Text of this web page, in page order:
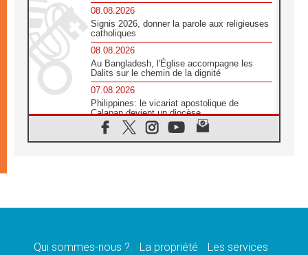
08.08.2026
Signis 2026, donner la parole aux religieuses
catholiques
08.08.2026
Au Bangladesh, l'Église accompagne les
Dalits sur le chemin de la dignité
07.08.2026
Philippines: le vicariat apostolique de
Calapan devient un diocèse
07.08.2026
Congo-Brazzaville : le 15 août, entre
une signature»
Qui sommes-nous ? La propriété
Les services